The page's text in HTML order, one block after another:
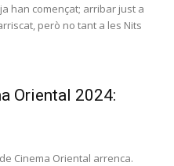
han començat; arribar just a
però no tant a les Nits
Oriental 2024:
Cinema Oriental arrenca.